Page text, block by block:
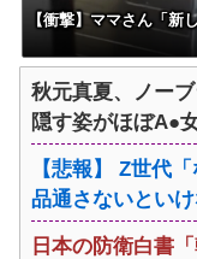
【衝撃】ママさん「新
秋元真夏、ノー
隠す姿がほぼA●
【悲報】 Z世代
品通さないといけ
日本の防衛白書